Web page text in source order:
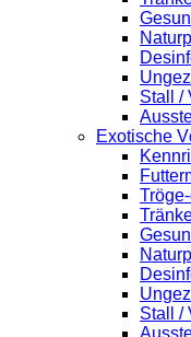
Stall /
Exotische
Stall /